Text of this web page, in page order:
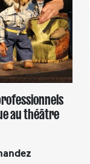
au théâtre